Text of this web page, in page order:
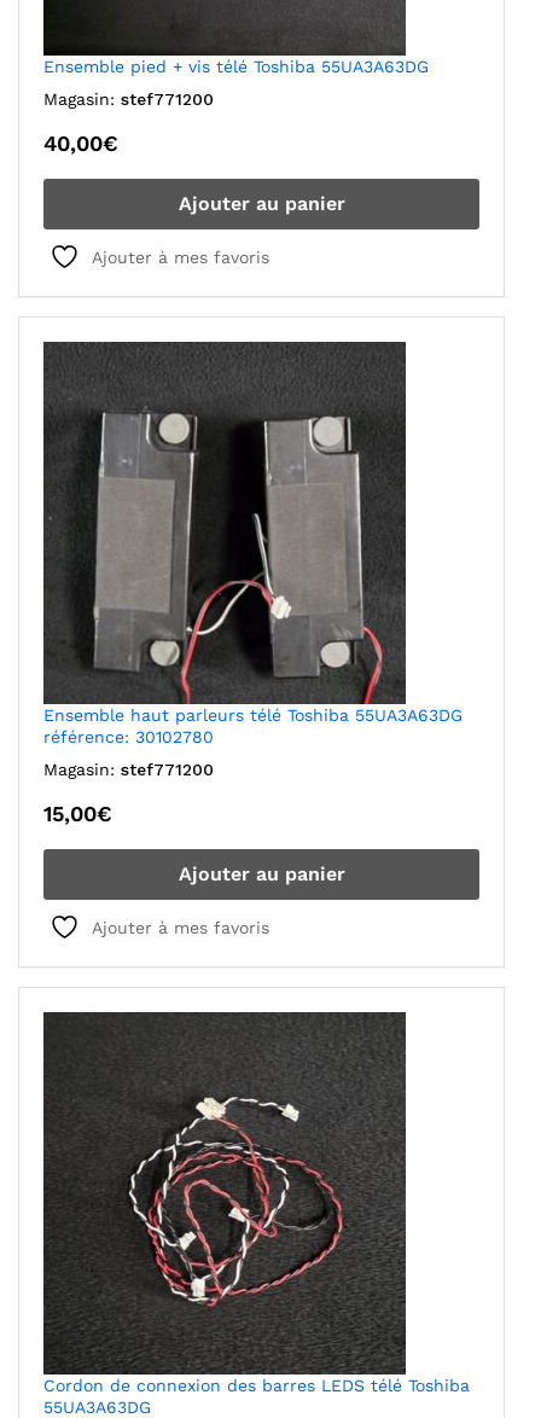
Ensemble pied + vis télé Toshiba 55UA3A63DG
Magasin: stef771200
40,00€
Ajouter au panier
Ajouter à mes favoris
Ensemble haut parleurs télé Toshiba 55UA3A63DG
référence: 30102780
Magasin: stef771200
15,00€
Ajouter au panier
Ajouter à mes favoris
Cordon de connexion des barres LEDS télé Toshiba
55UA3A63DG